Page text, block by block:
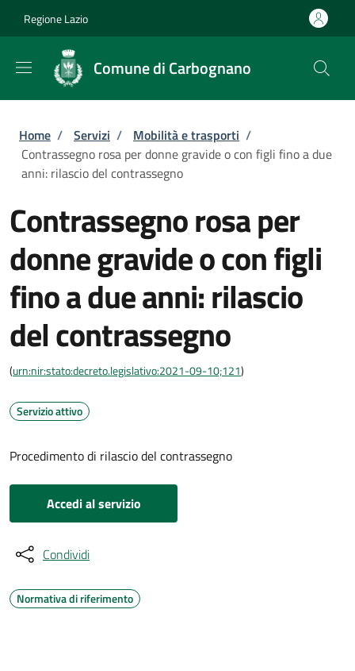
Regione Lazio
Comune di Carbognano
Briciole di pane
Home / Servizi / Mobilità e trasporti /
Contrassegno rosa per donne gravide o con figli fino a due
anni: rilascio del contrassegno
Contrassegno rosa per
donne gravide o con figli
fino a due anni: rilascio
del contrassegno
(urn:nir:stato:decreto.legislativo:2021-09-10;121)
Servizio attivo
Procedimento di rilascio del contrassegno
Accedi al servizio
Condividi
Normativa di riferimento